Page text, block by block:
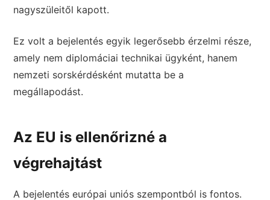
nagyszüleitől kapott.
Ez volt a bejelentés egyik legerősebb érzelmi része,
amely nem diplomáciai technikai ügyként, hanem
nemzeti sorskérdésként mutatta be a
megállapodást.
Az EU is ellenőrizné a
végrehajtást
A bejelentés európai uniós szempontból is fontos.